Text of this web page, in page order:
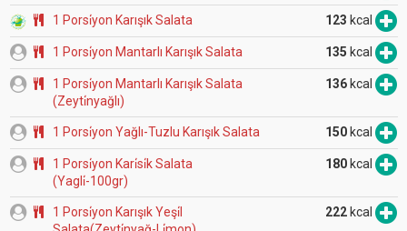
1 Porsi̇yon Karışık Salata 123 kcal
1 Porsi̇yon Mantarlı Karışık Salata 135 kcal
1 Porsi̇yon Mantarlı Karışık Salata
(Zeyti̇nyağlı)
136 kcal
1 Porsi̇yon Yağlı-Tuzlu Karışık Salata 150 kcal
1 Porsi̇yon Kari̇si̇k Salata
(Yagli̇-100gr)
180 kcal
1 Porsi̇yon Karışık Yeşi̇l
222 kcal